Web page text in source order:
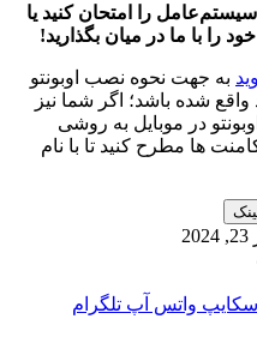
را امتحان کنید یا
را با ما در میان بگذارید!
به جهت نحوه نصب اوبونتو
شده باشد؛ اگر شما نیز
در موبایل به روشی
ها مطرح کنید تا با نام
اسکایپ واتس آپ تلگرام